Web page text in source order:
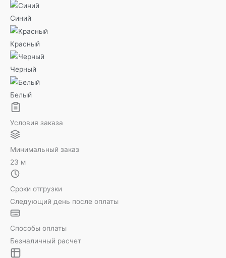
Синий
Красный
Черный
Белый
Условия заказа
Минимальный заказ
23 м
Сроки отгрузки
Следующий день после оплаты
Способы оплаты
Безналичный расчет